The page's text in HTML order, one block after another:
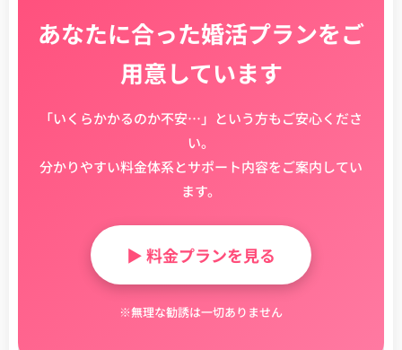
あなたに合った婚活プランをご
用意しています
「いくらかかるのか不安…」という方もご安心くださ
い。
分かりやすい料金体系とサポート内容をご案内してい
ます。
▶ 料金プランを見る
※無理な勧誘は一切ありません